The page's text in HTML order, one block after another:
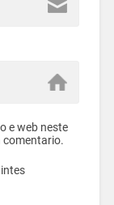
e web neste
comentario.